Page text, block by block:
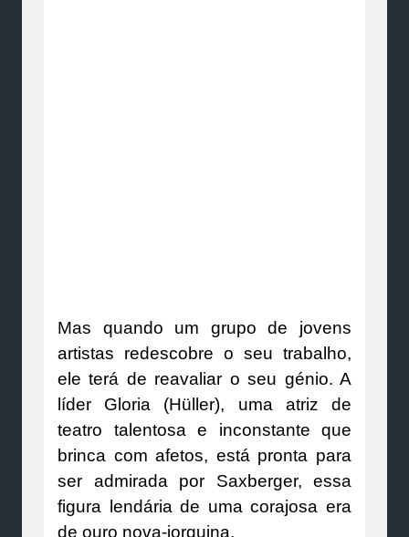
Mas quando um grupo de jovens
artistas redescobre o seu trabalho,
ele terá de reavaliar o seu génio. A
líder Gloria (Hüller), uma atriz de
teatro talentosa e inconstante que
brinca com afetos, está pronta para
ser admirada por Saxberger, essa
figura lendária de uma corajosa era
de ouro nova-iorquina.